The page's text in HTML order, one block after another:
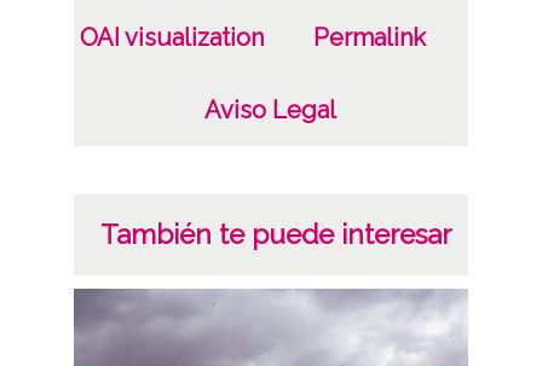
Sabres
CC BY-NC-SA 4.0
OAI visualization Permalink
Aviso Legal
También te puede interesar